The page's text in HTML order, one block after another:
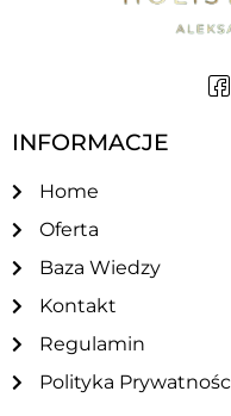
INFORMACJE
Home
Oferta
Baza Wiedzy
Kontakt
Regulamin
Polityka